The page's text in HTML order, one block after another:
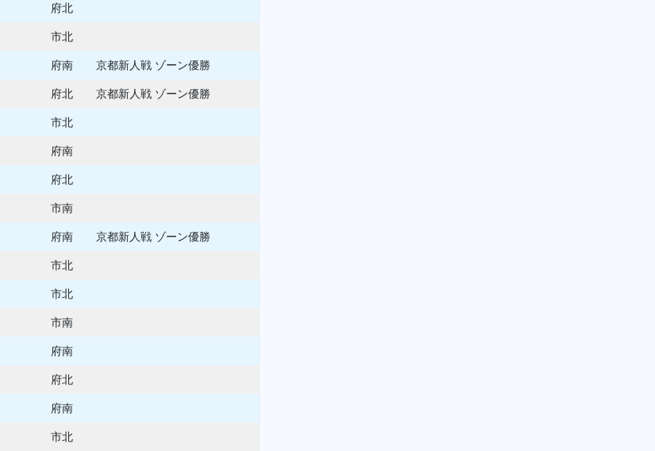
府北
市北
府南 京都新人戦 ゾーン優勝
府北 京都新人戦 ゾーン優勝
市北
府南
府北
市南
府南 京都新人戦 ゾーン優勝
市北
市北
市南
府南
府北
府南
市北